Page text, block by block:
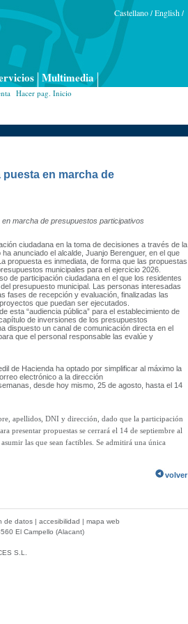
Castellano / English /
Multimedia
Hacer pag. Inicio
puesta en marcha de
marcha de presupuestos participativos
ciudadana en la toma de decisiones a través de la
anunciado el alcalde, Juanjo Berenguer, en el que
propuesta es inmediata, de forma que las propuestas
municipales para el ejercicio 2026.
ciudadana en el que los residentes
presupuesto municipal. Las personas interesadas
fases de recepción y evaluación, finalizadas las
que puedan ser ejecutados.
“audiencia pública” para el establecimiento de
de inversiones de los presupuestos
dispuesto un canal de comunicación directa en el
que el personal responsable las evalúe y
Hacienda ha optado por simplificar al máximo la
electrónico a la dirección
desde hoy mismo, 25 de agosto, hasta el 14
DNI y dirección, dado que la participación
presentar propuestas se cerrará el 14 de septiembre al
las que sean factibles. Se admitirá una única
volver
de datos accesibilidad
mapa web
El Campello (Alacant)
S.L.